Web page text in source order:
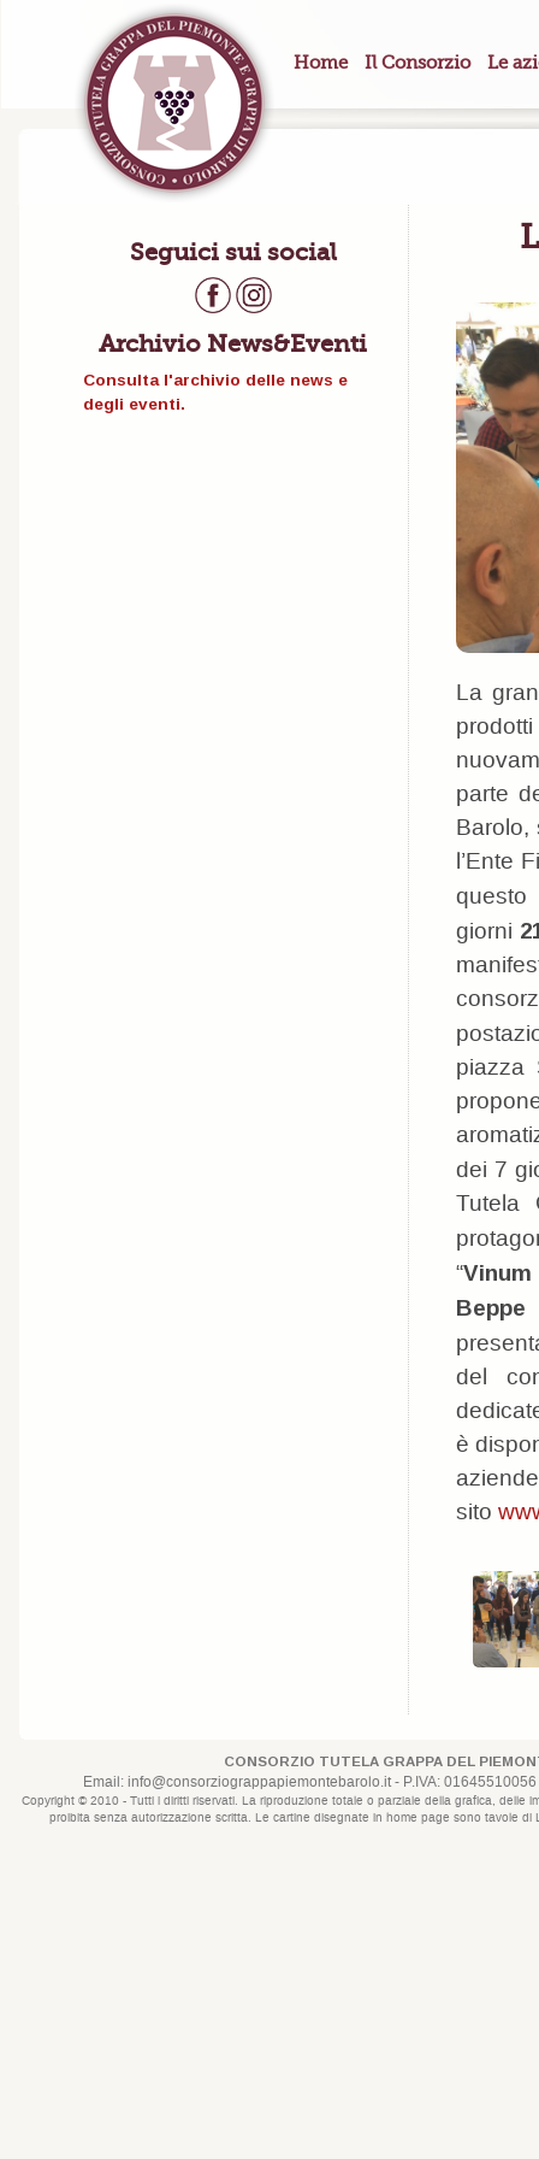
Home Il Consorzio Le
Seguici sui social
Archivio News&Eventi
Consulta l'archivio delle news e
degli eventi.
La
parte
Barolo,
l’Ente
questo
giorni
piazza
dei 7
Tutela
“
Beppe
del
è
sito
CONSORZIO TUTELA GRAPPA DEL
Email: info@consorziograppapiemontebarolo.it- P.IVA:
Copyright © 2010 - Tutti i diritti riservati. La riproduzione totale o parziale della grafica,
proibita senza autorizzazione scritta. Le cartine disegnate in home page sono tavole